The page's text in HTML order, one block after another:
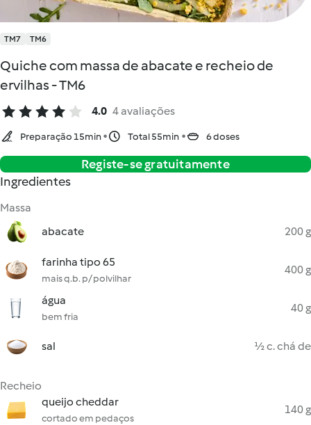
TM7 TM6
Quiche com massa de abacate e recheio de
ervilhas - TM6
4.0 4 avaliações
Preparação 15min Total 55min 6 doses
Registe-se gratuitamente
Ingredientes
Massa
abacate
200 g
farinha tipo 65
mais q.b. p/ polvilhar
400 g
água
bem fria
40 g
sal ½ c. chá de
Recheio
queijo cheddar
cortado em pedaços
140 g